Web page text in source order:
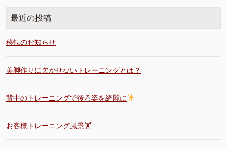
最近の投稿
移転のお知らせ
美脚作りに欠かせないトレーニングとは？
背中のトレーニングで後ろ姿を綺麗に
お客様トレーニング風景🏋️